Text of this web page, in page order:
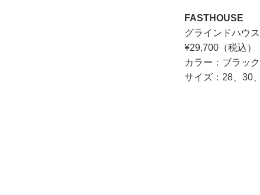
FASTHOUSE
グラインドハウ
¥29,700（税込）
カラー：ブラック
サイズ：28、30